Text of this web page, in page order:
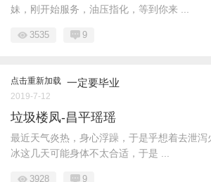
妹，刚开始服务，油压指化，等到你来 ...
3535 9
点击重新加载 一定要毕业
2019-7-12
垃圾楼凤-昌平瑶瑶
最近天气炎热，身心浮躁，于是乎想着去泄泻
冰这几天可能身体不太合适，于是 ...
3928 9